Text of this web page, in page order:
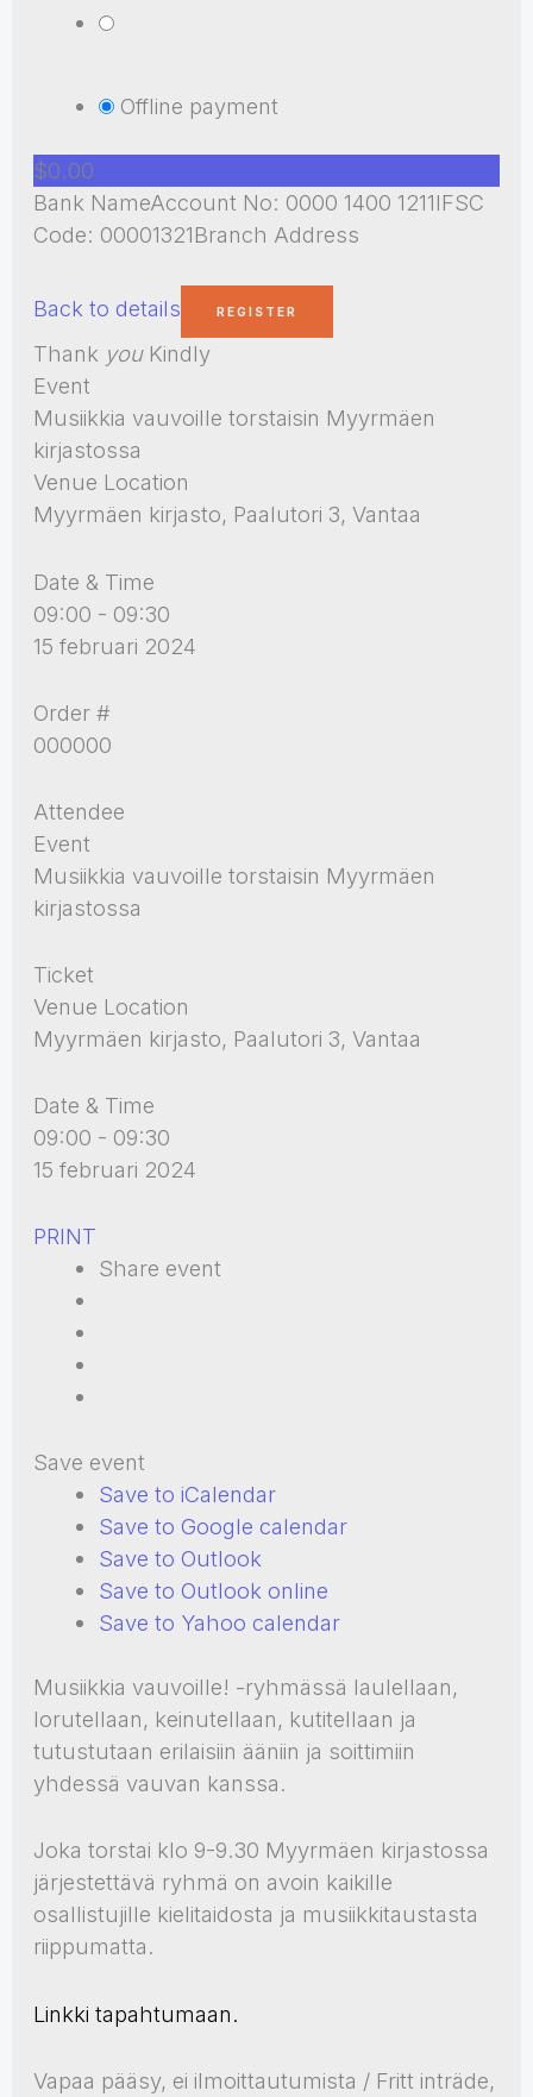
Offline payment
$0.00
Bank NameAccount No: 0000 1400 1211IFSC
Code: 00001321Branch Address
Back to details
Thank youKindly
Event
Musiikkia vauvoille torstaisin Myyrmäen
kirjastossa
Venue Location
Myyrmäen kirjasto, Paalutori 3, Vantaa
Date & Time
09:00 - 09:30
15 februari 2024
Order #
000000
Attendee
Event
Musiikkia vauvoille torstaisin Myyrmäen
kirjastossa
Ticket
Venue Location
Myyrmäen kirjasto, Paalutori 3, Vantaa
Date & Time
09:00 - 09:30
15 februari 2024
PRINT
Share event
Save event
Save to iCalendar
Save to Google calendar
Save to Outlook
Save to Outlook online
Save to Yahoo calendar
Musiikkia vauvoille! -ryhmässä laulellaan,
lorutellaan, keinutellaan, kutitellaan ja
tutustutaan erilaisiin ääniin ja soittimiin
yhdessä vauvan kanssa.
Joka torstai klo 9-9.30 Myyrmäen kirjastossa
järjestettävä ryhmä on avoin kaikille
osallistujille kielitaidosta ja musiikkitaustasta
riippumatta.
Linkki tapahtumaan.
Vapaa pääsy, ei ilmoittautumista / Fritt inträde,